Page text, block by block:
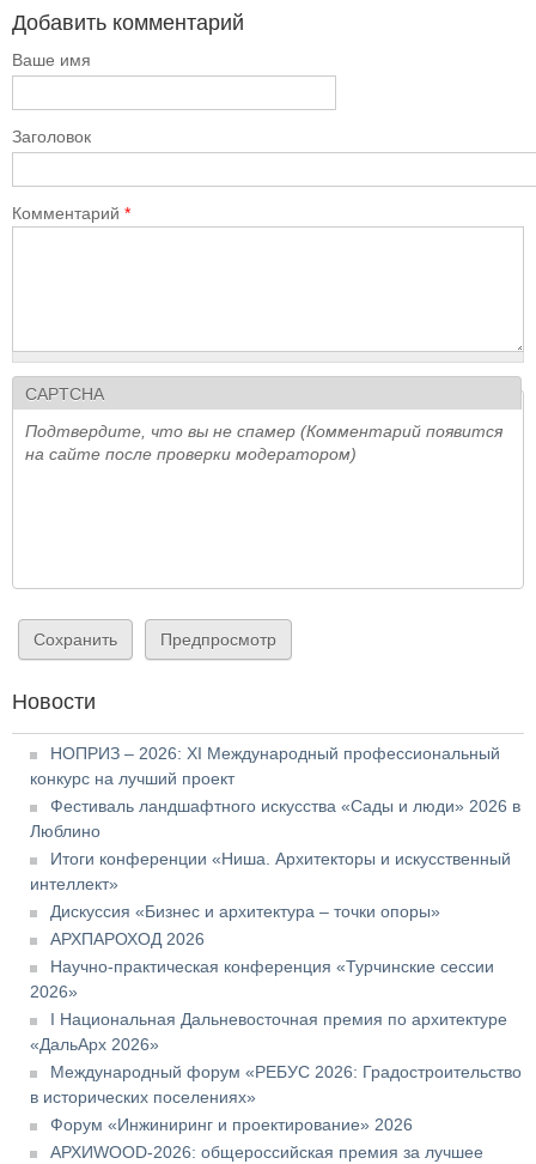
Добавить комментарий
Ваше имя
Заголовок
Комментарий *
CAPTCHA
Подтвердите, что вы не спамер (Комментарий появится
на сайте после проверки модератором)
Новости
НОПРИЗ – 2026: XI Международный профессиональный
конкурс на лучший проект
Фестиваль ландшафтного искусства «Сады и люди» 2026 в
Люблино
Итоги конференции «Ниша. Архитекторы и искусственный
интеллект»
Дискуссия «Бизнес и архитектура – точки опоры»
АРХПАРОХОД 2026
Научно-практическая конференция «Турчинские сессии
2026»
I Национальная Дальневосточная премия по архитектуре
«ДальАрх 2026»
Международный форум «РЕБУС 2026: Градостроительство
в исторических поселениях»
Форум «Инжиниринг и проектирование» 2026
АРХИWOOD-2026: общероссийская премия за лучшее